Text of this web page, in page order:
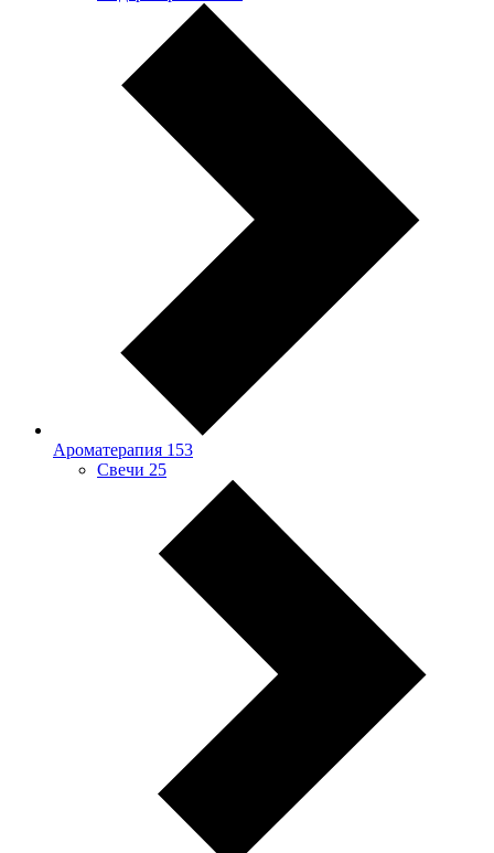
Ароматерапия 153
Свечи 25